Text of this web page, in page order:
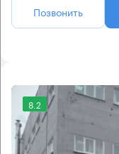
Позвонить
8.2